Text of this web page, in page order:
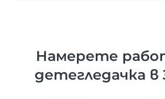
Намерете
детегледачка в